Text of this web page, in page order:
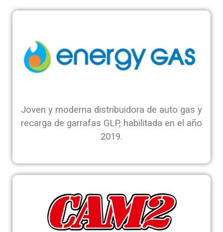
Joven y moderna distribuidora de auto gas y
recarga de garrafas GLP, habilitada en el año
2019.